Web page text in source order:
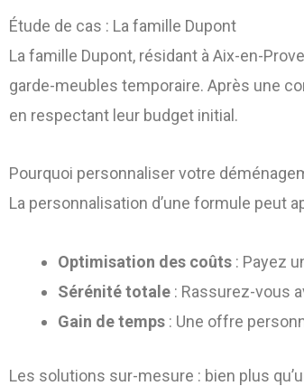
Étude de cas : La famille Dupont
La famille Dupont, résidant à Aix-en-
garde-meubles temporaire. Après une
en respectant leur budget initial.
Pourquoi personnaliser votre
La personnalisation d’une formule peut
Optimisation des coûts : Payez
Sérénité totale : Rassurez-vous
Gain de temps : Une offre
Les solutions sur-mesure : bien plus